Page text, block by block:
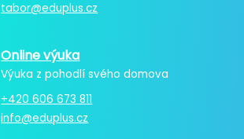
tabor@eduplus.cz
Online výuka
Výuka z pohodlí svého domova
+420 606 673 811
info@eduplus.cz